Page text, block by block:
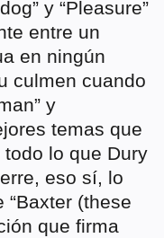
y “Pleasure”
entre un
en ningún
culmen cuando
y
temas que
lo que Dury
eso sí, lo
(these
que firma